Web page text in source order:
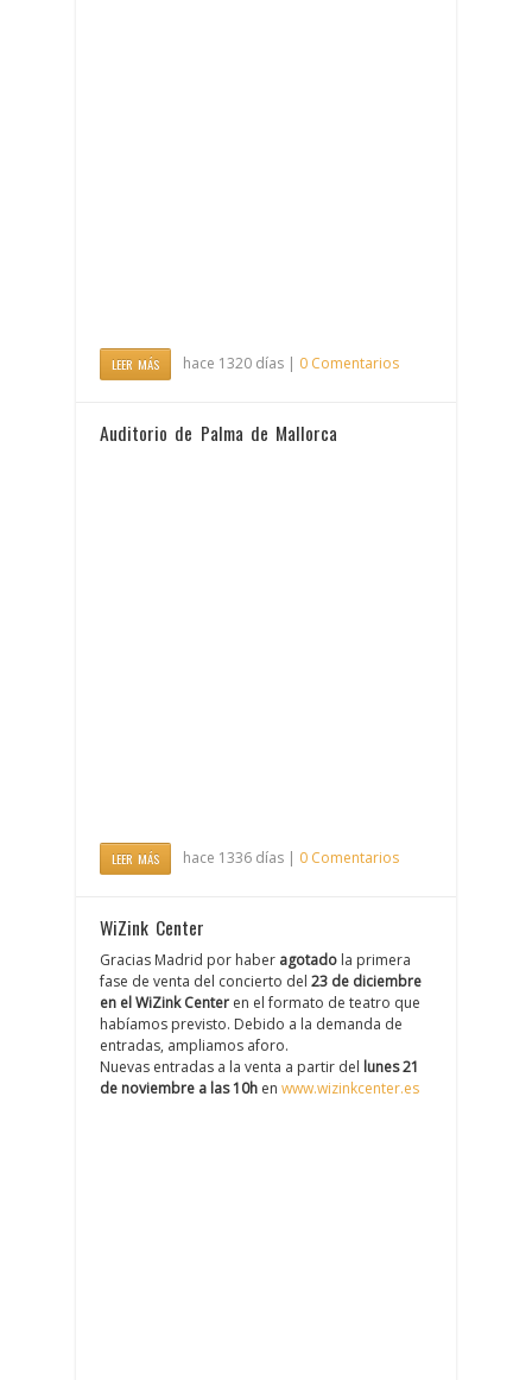
LEER MÁS hace 1320 días | 0 Comentarios
Auditorio de Palma de Mallorca
LEER MÁS hace 1336 días | 0 Comentarios
WiZink Center
Gracias Madrid por haber agotado la primera
fase de venta del concierto del 23 de diciembre
en el WiZink Center en el formato de teatro que
habíamos previsto. Debido a la demanda de
entradas, ampliamos aforo.
Nuevas entradas a la venta a partir del lunes 21
de noviembre a las 10h en www.wizinkcenter.es